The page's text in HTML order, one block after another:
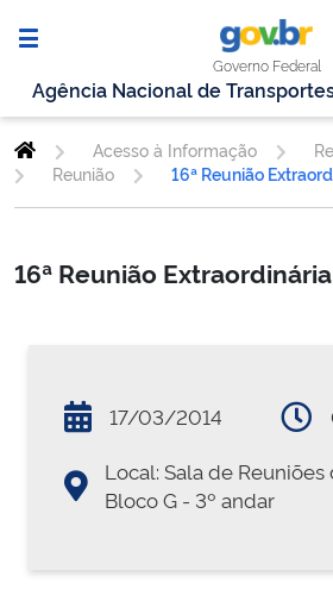
Governo Federal
Agência Nacional de
Acesso à Informação
Reunião
16ª Reunião
16ª Reunião
17/03/2014
Local: Sala de Reuniões
Bloco G - 3º andar